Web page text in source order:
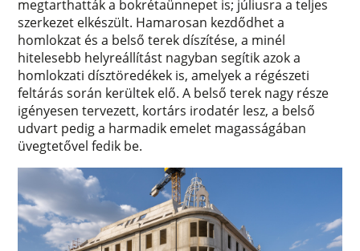
megtarthatták a bokrétaünnepet is; júliusra a teljes
szerkezet elkészült. Hamarosan kezdődhet a
homlokzat és a belső terek díszítése, a minél
hitelesebb helyreállítást nagyban segítik azok a
homlokzati dísztöredékek is, amelyek a régészeti
feltárás során kerültek elő. A belső terek nagy része
igényesen tervezett, kortárs irodatér lesz, a belső
udvart pedig a harmadik emelet magasságában
üvegtetővel fedik be.